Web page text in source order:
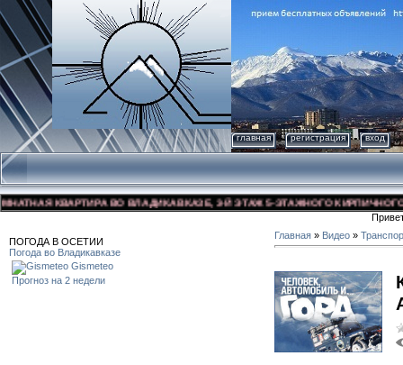
главная регистрация вход
КВАРТИРА ВО ВЛАДИКАВКАЗЕ, 3-Й ЭТАЖ 5-ЭТАЖНОГО КИРПИЧНОГО
ПОГОДА В ОСЕТИИ
Погода во Владикавказе
Gismeteo
Прогноз на 2 недели
Главная » Видео »